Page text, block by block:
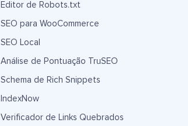
Editor de Robots.txt
SEO para WooCommerce
SEO Local
Análise de Pontuação TruSEO
Schema de Rich Snippets
IndexNow
Verificador de Links Quebrados